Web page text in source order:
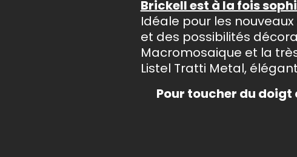
Brickell est à la fois
Idéale pour les
et des possibilités
Macromosaique et la
Listel Tratti Metal,
Pour toucher du